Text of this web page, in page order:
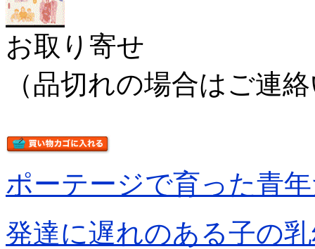
お取り寄せ
（品切れの場合はご連
ポーテージで育った青
発達に遅れのある子の